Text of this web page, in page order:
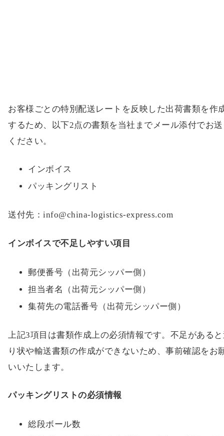
お客様ごとの特別配送レートを反映した出荷書類を作
するため、以下2点の書類を当社までメール添付でお
ください。
インボイス
パッキングリスト
送付先：info@china-logistics-express.com
インボイスで不足しやすい項目
郵便番号（出荷元シッパー側）
担当者名（出荷元シッパー側）
集荷先の電話番号（出荷元シッパー側）
上記3項目は書類作成上の必須情報です。不足がある
り状や輸送書類の作成ができないため、事前確認をお
いいたします。
パッキングリストの必須情報
総段ボール数